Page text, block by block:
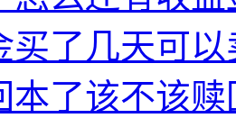
买了几天可
本了该不该